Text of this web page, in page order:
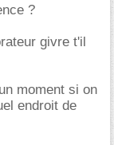
?
givre t'il
moment si on
endroit de